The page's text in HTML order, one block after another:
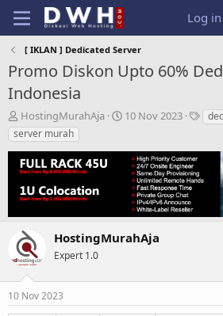
Log in
[ IKLAN ] Dedicated Server
Promo Diskon Upto 60%
Indonesia
T
h
r
e
a
d
s
t
a
r
t
r
HostingMurahAja
S
t
10 Nov 2023
T
server murah
HostingMurahAja
Expert 1.0
10 Nov 2023